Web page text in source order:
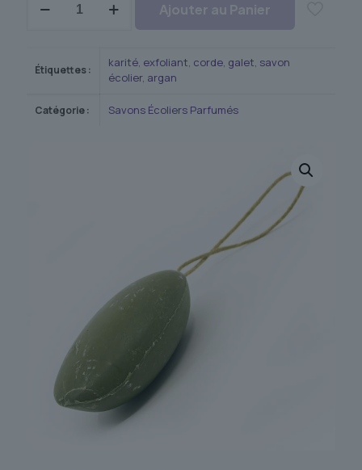
Ajouter au Panier
Étiquettes :
karité, exfoliant, corde, galet, savon
écolier, argan
Catégorie : Savons Écoliers Parfumés